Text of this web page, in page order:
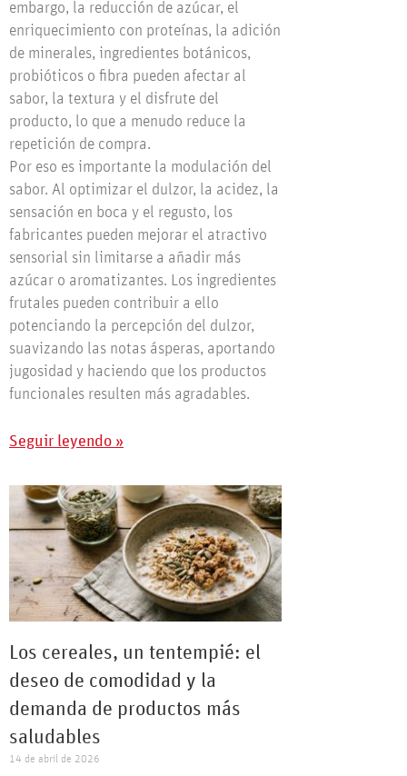
embargo, la reducción de azúcar, el
enriquecimiento con proteínas, la adición
de minerales, ingredientes botánicos,
probióticos o fibra pueden afectar al
sabor, la textura y el disfrute del
producto, lo que a menudo reduce la
repetición de compra.
Por eso es importante la modulación del
sabor. Al optimizar el dulzor, la acidez, la
sensación en boca y el regusto, los
fabricantes pueden mejorar el atractivo
sensorial sin limitarse a añadir más
azúcar o aromatizantes. Los ingredientes
frutales pueden contribuir a ello
potenciando la percepción del dulzor,
suavizando las notas ásperas, aportando
jugosidad y haciendo que los productos
funcionales resulten más agradables.
Seguir leyendo »
Los cereales, un tentempié: el
deseo de comodidad y la
demanda de productos más
saludables
14 de abril de 2026